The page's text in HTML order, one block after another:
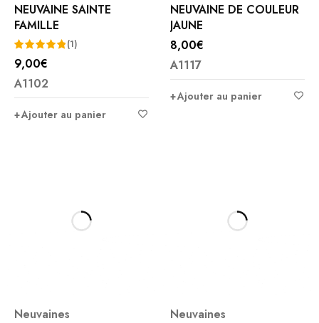
NEUVAINE SAINTE
FAMILLE
Note5.00
sur 5
(1)
9,00€
A1102
Ajouter au panier
NEUVAINE DE COULEUR
JAUNE
8,00€
A1117
Ajouter au panier
Neuvaines
Neuvaines